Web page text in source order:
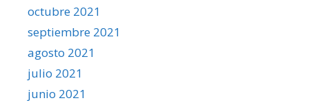
octubre 2021
septiembre 2021
agosto 2021
julio 2021
junio 2021